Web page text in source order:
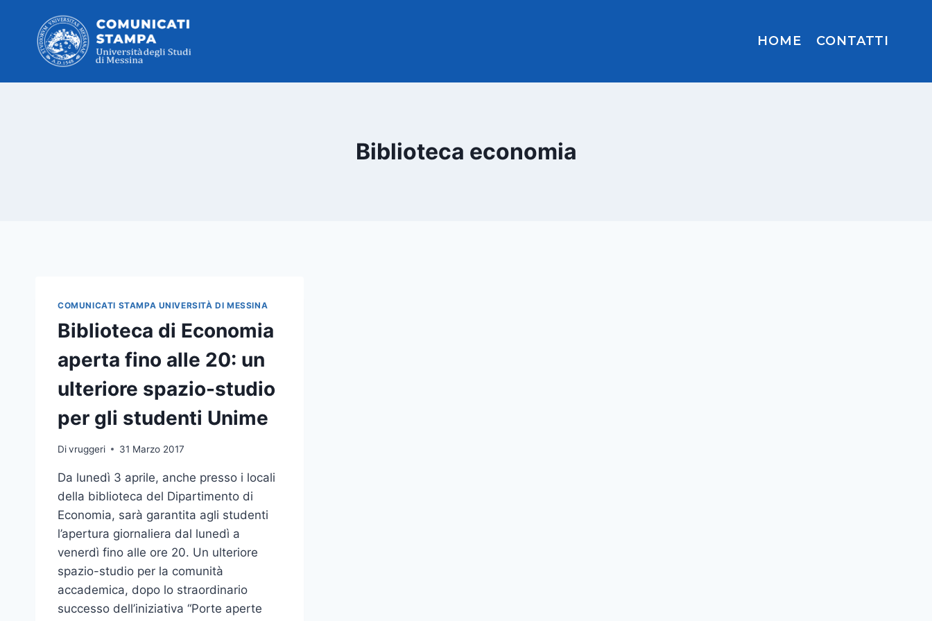
contenuto
HOME CONTATTI
Biblioteca economia
COMUNICATI STAMPA UNIVERSITÀ DI MESSINA
Biblioteca di Economia
aperta fino alle 20: un
ulteriore spazio-studio
per gli studenti Unime
Divruggeri 31 Marzo 2017
Da lunedì 3 aprile, anche presso i locali
della biblioteca del Dipartimento di
Economia, sarà garantita agli studenti
l’apertura giornaliera dal lunedì a
venerdì fino alle ore 20. Un ulteriore
spazio-studio per la comunità
accademica, dopo lo straordinario
successo dell’iniziativa “Porte aperte